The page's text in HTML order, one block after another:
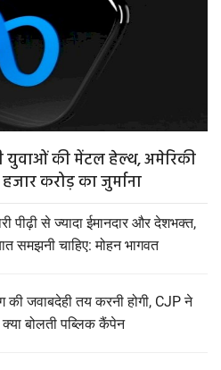
युवाओं की मेंटल हेल्थ, अमेरिकी
करोड़ का जुर्माना
पीढ़ी से ज्यादा ईमानदार और देशभक्त,
समझनी चाहिए: मोहन भागवत
की जवाबदेही तय करनी होगी, CJP ने
क्या बोलती पब्लिक कैंपेन